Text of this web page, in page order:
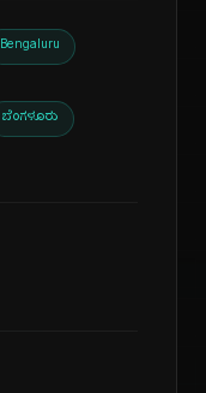
Bengaluru
ಬೆಂಗಳೂರು